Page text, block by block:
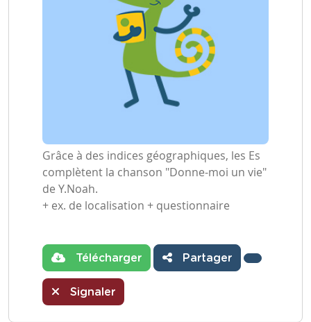
Grâce à des indices géographiques, les Es
complètent la chanson "Donne-moi un vie"
de Y.Noah.
+ ex. de localisation + questionnaire
Télécharger Partager
Signaler